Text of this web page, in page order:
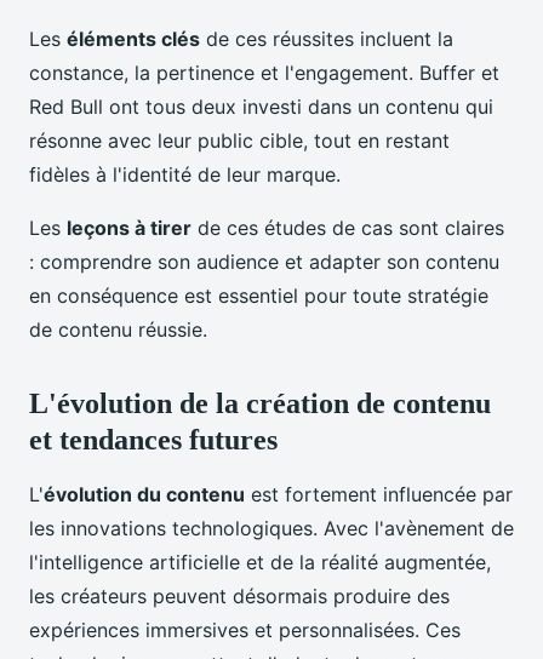
Les éléments clés de ces réussites incluent la
constance, la pertinence et l'engagement. Buffer et
Red Bull ont tous deux investi dans un contenu qui
résonne avec leur public cible, tout en restant
fidèles à l'identité de leur marque.
Les leçons à tirer de ces études de cas sont claires
: comprendre son audience et adapter son contenu
en conséquence est essentiel pour toute stratégie
de contenu réussie.
L'évolution de la création de contenu
et tendances futures
L'évolution du contenu est fortement influencée par
les innovations technologiques. Avec l'avènement de
l'intelligence artificielle et de la réalité augmentée,
les créateurs peuvent désormais produire des
expériences immersives et personnalisées. Ces